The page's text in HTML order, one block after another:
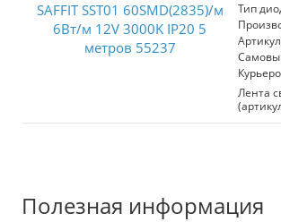
(3000K)
Защита
для
по
Тип
Артикул
Лента
на
IP20.
слой
Полезная информация